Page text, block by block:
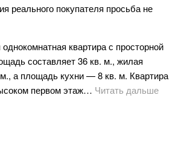
реального покупателя просьба не
квартира с просторной
составляет 36 кв. м., жилая
а площадь кухни — 8 кв. м. Квартира
первом этаж… Читать дальше